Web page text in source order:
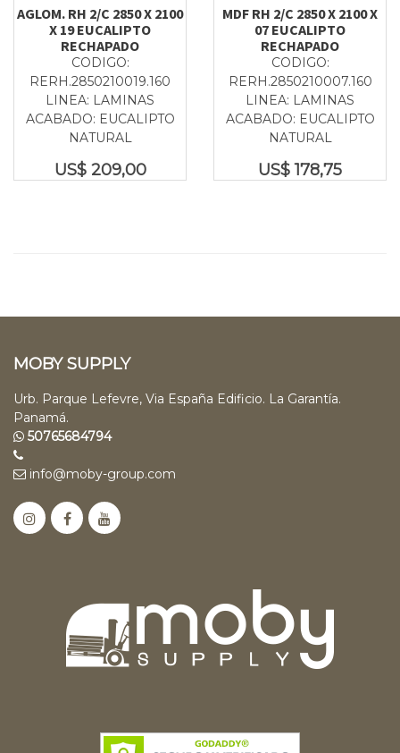
AGLOM. RH 2/C 2850 X 2100
X 19 EUCALIPTO
RECHAPADO
CODIGO:
RERH.2850210019.160
LINEA: LAMINAS
ACABADO: EUCALIPTO
NATURAL
US$ 209,00
MDF RH 2/C 2850 X 2100 X
07 EUCALIPTO
RECHAPADO
CODIGO:
RERH.2850210007.160
LINEA: LAMINAS
ACABADO: EUCALIPTO
NATURAL
US$178,75
MOBY SUPPLY
Urb. Parque Lefevre, Via España Edificio. La Garantía.
Panamá.
50765684794
info@moby-group.com